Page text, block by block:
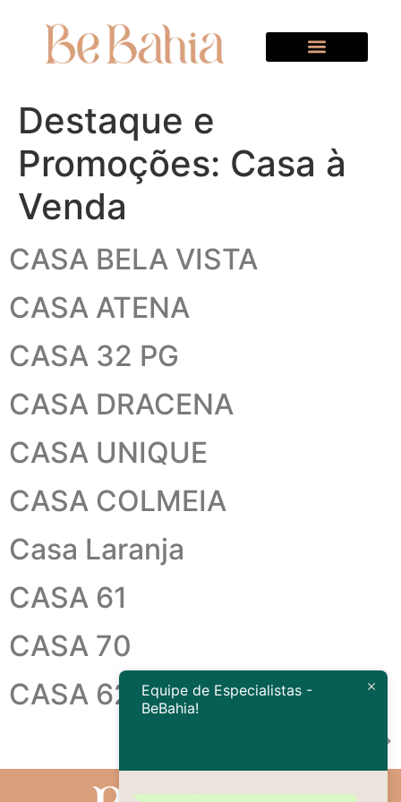
Destaque e
Promoções: Casa à
Venda
CASA BELA VISTA
CASA ATENA
CASA 32 PG
CASA DRACENA
CASA UNIQUE
CASA COLMEIA
Casa Laranja
CASA 61
CASA 70
CASA 62
→
Equipe de Especialistas -
BeBahia!